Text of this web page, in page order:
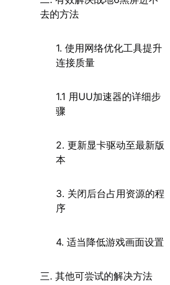
去的方法
1. 使用网络优化工具提升
连接质量
1.1 用UU加速器的详细步
骤
2. 更新显卡驱动至最新版
本
3. 关闭后台占用资源的程
序
4. 适当降低游戏画面设置
三. 其他可尝试的解决方法